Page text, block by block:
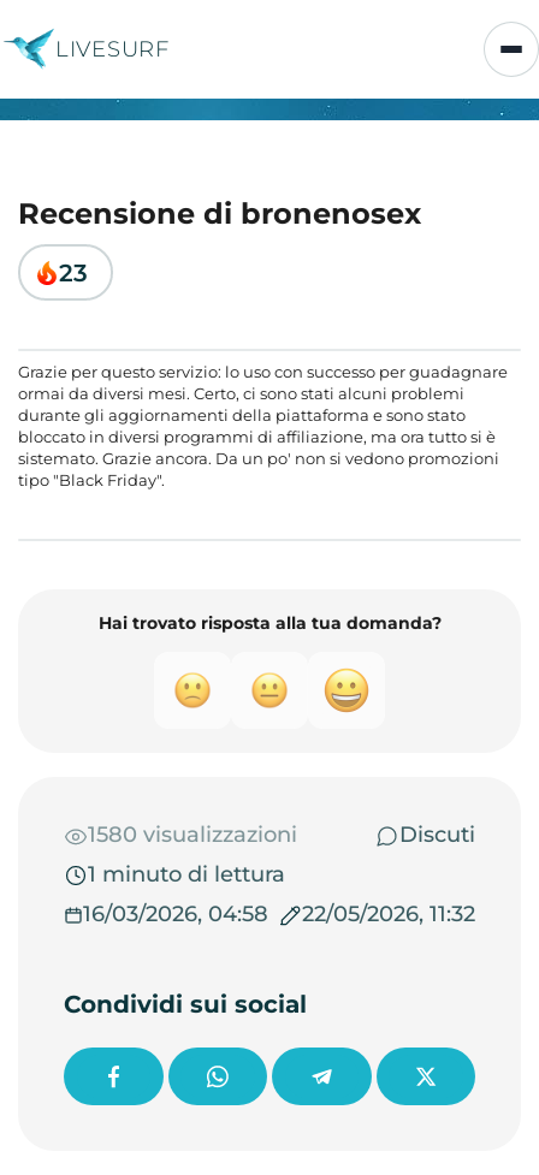
LIVESURF
Recensione di bronenosex
23
Grazie per questo servizio: lo uso con successo per guadagnare
ormai da diversi mesi. Certo, ci sono stati alcuni problemi
durante gli aggiornamenti della piattaforma e sono stato
bloccato in diversi programmi di affiliazione, ma ora tutto si è
sistemato. Grazie ancora. Da un po' non si vedono promozioni
tipo "Black Friday".
Hai trovato risposta alla tua domanda?
1580 visualizzazioni
Discuti
1 minuto di lettura
16/03/2026, 04:58
22/05/2026, 11:32
Condividi sui social